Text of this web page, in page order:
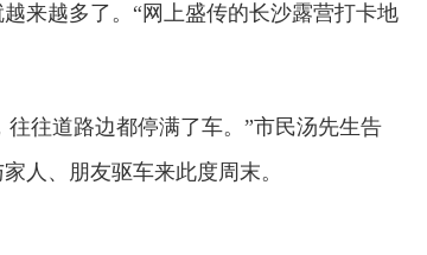
来越多了。“网上盛传的长沙露营打卡地
往道路边都停满了车。”市民汤先生告
人、朋友驱车来此度周末。